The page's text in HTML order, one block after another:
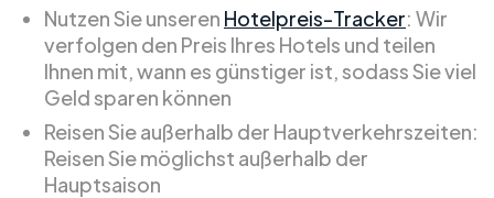
Nutzen Sie unseren Hotelpreis-Tracker: Wir
verfolgen den Preis Ihres Hotels und teilen
Ihnen mit, wann es günstiger ist, sodass Sie viel
Geld sparen können
Reisen Sie außerhalb der Hauptverkehrszeiten:
Reisen Sie möglichst außerhalb der
Hauptsaison